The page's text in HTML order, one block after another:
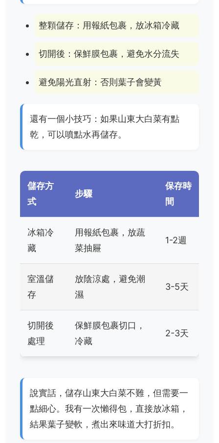
整顆儲存：用報紙包裹，放冰箱冷藏
切開後：保鮮膜包裹，避免水分流失
避免陽光直射：否則葉子會變黃
還有一個小技巧：如果山東大白菜有點
乾，可以噴點水再儲存。
儲存方
式
步驟
保存時
間
冰箱冷
藏
用報紙包裹，放蔬
菜抽屜
1-2週
室溫儲
存
放陰涼處，避免潮
濕
3-5天
切開後
處理
保鮮膜包裹切口，
冷藏
2-3天
說實話，儲存山東大白菜不難，但需要一
點細心。我有一次懶得包，直接放冰箱，
結果葉子變軟，煮出來味道大打折扣。